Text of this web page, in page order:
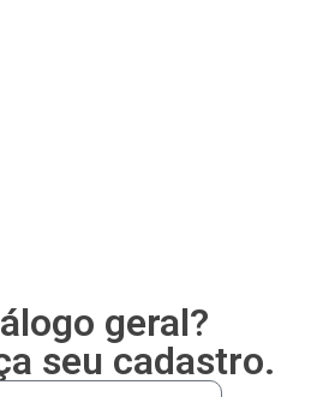
geral?
seu cadastro.